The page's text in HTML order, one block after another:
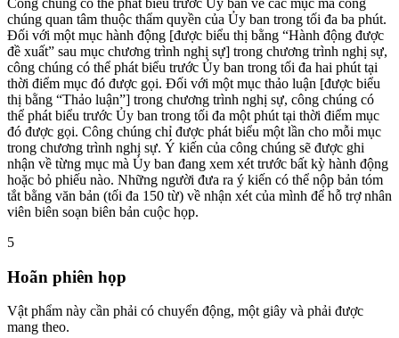
chúng quan tâm thuộc thẩm quyền của Ủy ban trong tối đa ba phút.
Đối với một mục hành động [được biểu thị bằng “Hành động được
đề xuất” sau mục chương trình nghị sự] trong chương trình nghị sự,
công chúng có thể phát biểu trước Ủy ban trong tối đa hai phút tại
thời điểm mục đó được gọi. Đối với một mục thảo luận [được biểu
thị bằng “Thảo luận”] trong chương trình nghị sự, công chúng có
thể phát biểu trước Ủy ban trong tối đa một phút tại thời điểm mục
đó được gọi. Công chúng chỉ được phát biểu một lần cho mỗi mục
trong chương trình nghị sự. Ý kiến của công chúng sẽ được ghi
nhận về từng mục mà Ủy ban đang xem xét trước bất kỳ hành động
hoặc bỏ phiếu nào. Những người đưa ra ý kiến có thể nộp bản tóm
tắt bằng văn bản (tối đa 150 từ) về nhận xét của mình để hỗ trợ nhân
viên biên soạn biên bản cuộc họp.
5
Hoãn phiên họp
Vật phẩm này cần phải có chuyển động, một giây và phải được
mang theo.